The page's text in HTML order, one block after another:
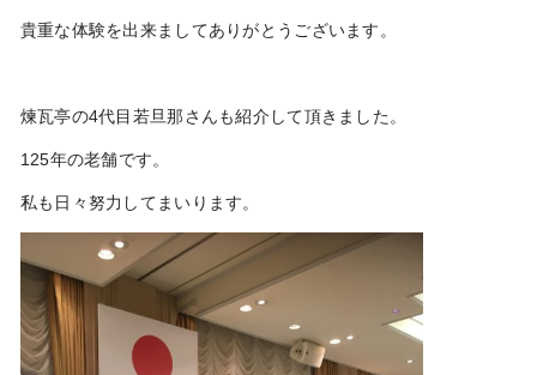
貴重な体験を出来ましてありがとうございます。
煉瓦亭の4代目若旦那さんも紹介して頂きました。
125年の老舗です。
私も日々努力してまいります。